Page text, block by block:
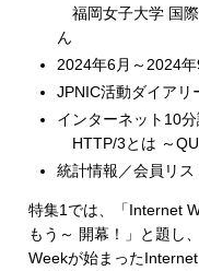
福岡女子大学 国
ん
2024年6月～2024
JPNIC活動ダイアリ
インターネット10分
HTTP/3とは ～
統計情報／会員リ
特集1では、「Internet
もう～ 開幕！」と題し
Weekが始まった